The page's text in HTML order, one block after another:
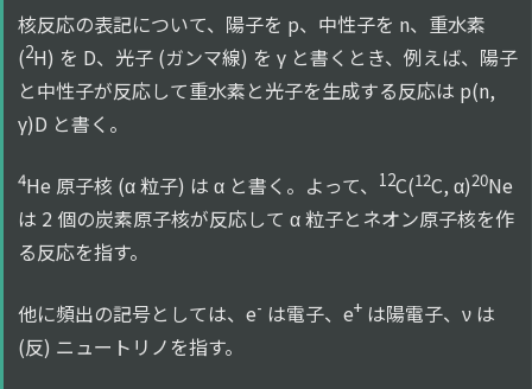
核反応の表記について、陽子を p、中性子を n、重水素
(2H) を D、光子 (ガンマ線) を γ と書くとき、例えば、陽子
と中性子が反応して重水素と光子を生成する反応は p(n,
γ)D と書く。
4He 原子核 (α 粒子) は α と書く。よって、 12C(12C, α)20Ne
は 2 個の炭素原子核が反応して α 粒子とネオン原子核を作
る反応を指す。
他に頻出の記号としては、e- は電子、e+ は陽電子、ν は
(反) ニュートリノを指す。